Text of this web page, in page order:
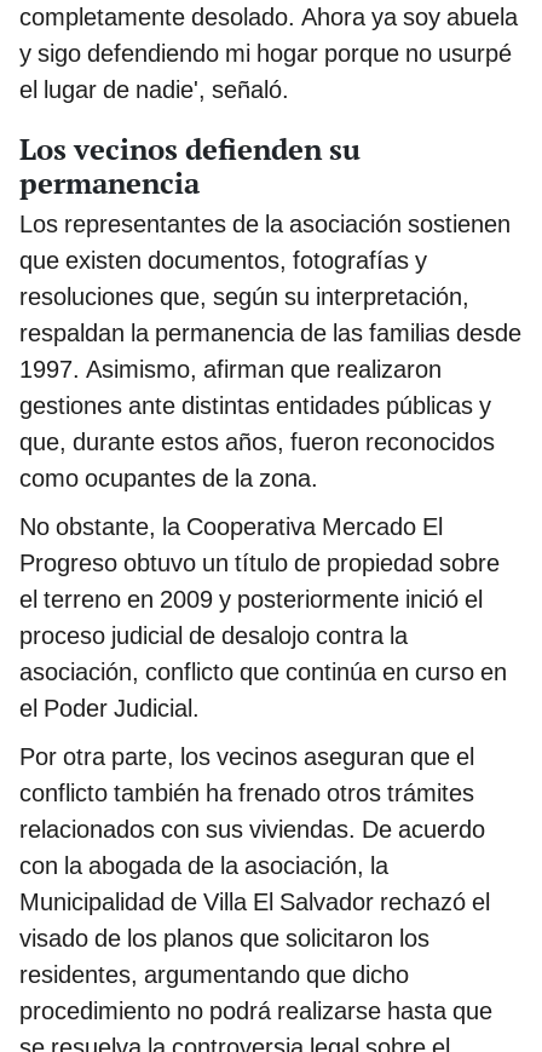
completamente desolado. Ahora ya soy abuela
y sigo defendiendo mi hogar porque no usurpé
el lugar de nadie', señaló.
Los vecinos defienden su
permanencia
Los representantes de la asociación sostienen
que existen documentos, fotografías y
resoluciones que, según su interpretación,
respaldan la permanencia de las familias desde
1997. Asimismo, afirman que realizaron
gestiones ante distintas entidades públicas y
que, durante estos años, fueron reconocidos
como ocupantes de la zona.
No obstante, la Cooperativa Mercado El
Progreso obtuvo un título de propiedad sobre
el terreno en 2009 y posteriormente inició el
proceso judicial de desalojo contra la
asociación, conflicto que continúa en curso en
el Poder Judicial.
Por otra parte, los vecinos aseguran que el
conflicto también ha frenado otros trámites
relacionados con sus viviendas. De acuerdo
con la abogada de la asociación, la
Municipalidad de Villa El Salvador rechazó el
visado de los planos que solicitaron los
residentes, argumentando que dicho
procedimiento no podrá realizarse hasta que